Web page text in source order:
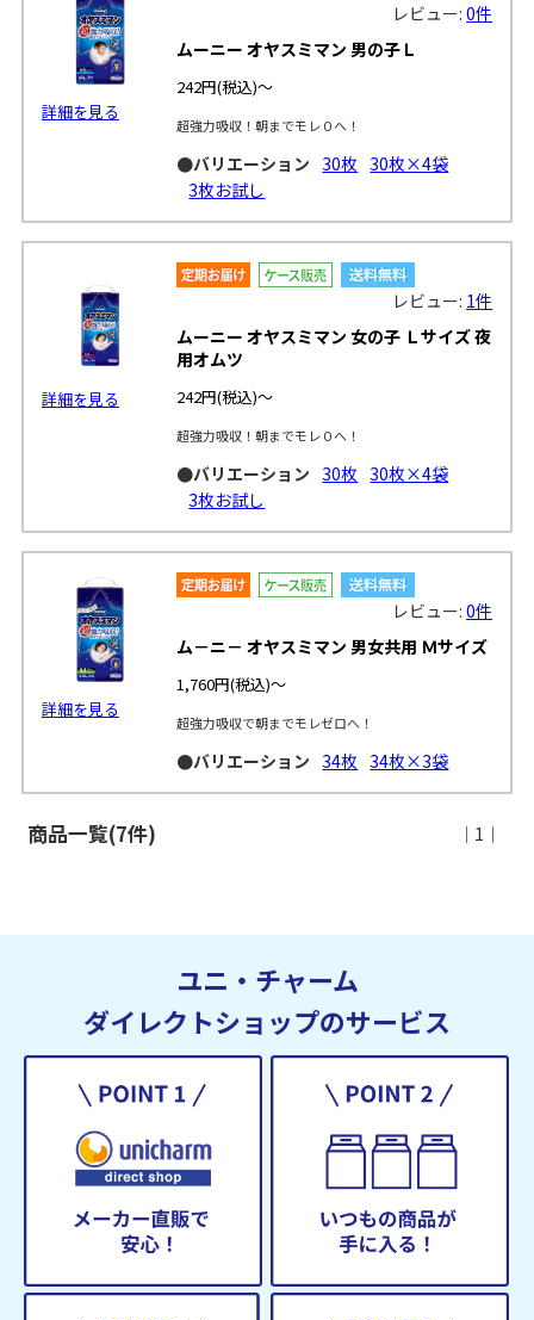
詳細を見る
レビュー:0件
ムーニー オヤスミマン 男の子Ｌ
242円(税込)～
超強力吸収！朝までモレ０へ！
●バリエーション 30枚 30枚×4袋
3枚お試し
詳細を見る
レビュー: 1件
ムーニー オヤスミマン 女の子 Ｌサイズ 夜
用オムツ
242円(税込)～
超強力吸収！朝までモレ０へ！
●バリエーション 30枚 30枚×4袋
3枚お試し
詳細を見る
レビュー:0件
ム－ニ－ オヤスミマン 男女共用 Ｍサイズ
1,760円(税込)～
超強力吸収で朝までモレゼロへ！
●バリエーション 34枚 34枚×3袋
商品一覧(7件) ｜1｜
ユニ・チャーム
ダイレクトショップのサービス